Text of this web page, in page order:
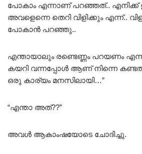
പോകാം എന്നാണ് പറഞ്ഞത്.. എനിക്ക്
അവളെന്നെ തെറി വിളിക്കും എന്ന്..
പോകാൻ പറഞ്ഞു..
എന്തായാലും രണ്ടെണ്ണം പറയണം എന്ന്
കയറി വന്നപ്പോൾ ആണ് നിന്നെ
ഒരു കാര്യം മനസിലായി…”
“എന്താ അത്??”
അവൾ ആകാംഷയോടെ ചോദിച്ചു.